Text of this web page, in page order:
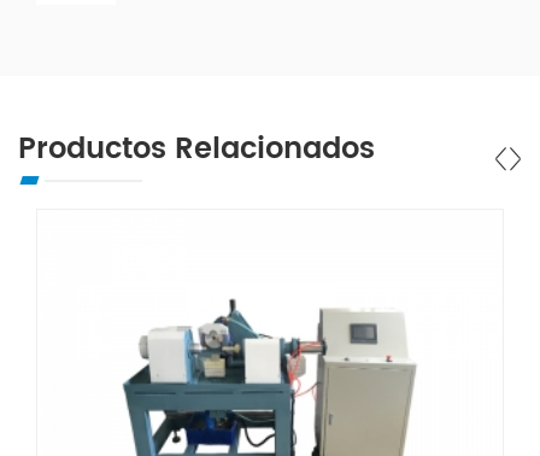
Productos Relacionados